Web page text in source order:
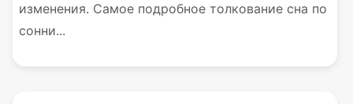
изменения. Самое подробное толкование сна по
сонни...